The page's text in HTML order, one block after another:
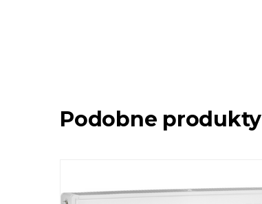
Podobne produkty